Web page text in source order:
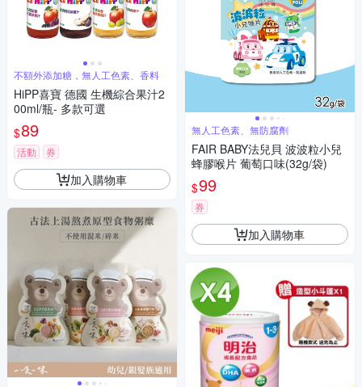
不額外添加糖，無人工色素、香料
HiPP喜寶 德國 生機綜合果汁2
00ml/瓶- 多款可選
$89
活動 券
加入購物車
無人工色素、無防腐劑
FAIR BABY法兒貝 波波粒小兒
蜂膠喉片 葡萄口味(32g/袋)
$99
券
加入購物車